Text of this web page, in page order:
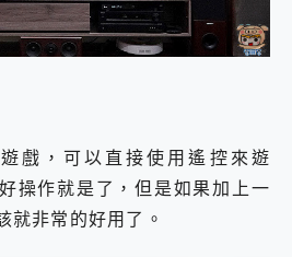
戲，可以直接使用遙控來遊
操作就是了，但是如果加上一
就非常的好用了。